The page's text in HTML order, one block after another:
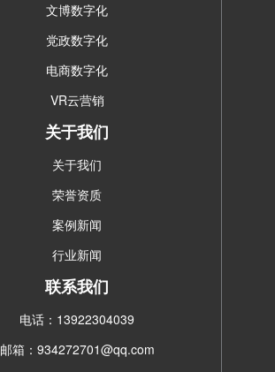
文博数字化
党政数字化
电商数字化
VR云营销
关于我们
关于我们
荣誉资质
案例新闻
行业新闻
联系我们
电话：13922304039
邮箱：934272701@qq.com